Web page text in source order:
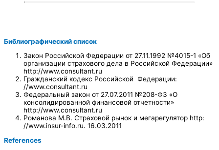
Библиографический список
Закон Российской Федерации от 27.11.1992 №4015-1 «Об
организации страхового дела в Российской Федерации»
http://www.consultant.ru
Гражданский кодекс Российской Федерации:
//www.consultant.ru
Федеральный закон от 27.07.2011 №208-ФЗ «О
консолидированной финансовой отчетности»
http://www.consultant.ru
Романова М.В. Страховой рынок и мегарегулятор http:
//www.insur-info.ru. 16.03.2011
References